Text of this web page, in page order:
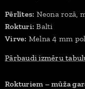
Pērlītes: Neona rozā,
Rokturi: Balti
Virve: Melna 4 mm
Pārbaudi izmēru
Rokturiem – mūža